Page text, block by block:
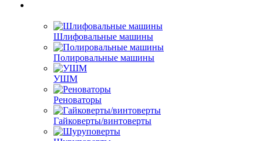
Шлифовальные машины
Полировальные машины
УШМ
Реноваторы
Гайковерты/винтоверты